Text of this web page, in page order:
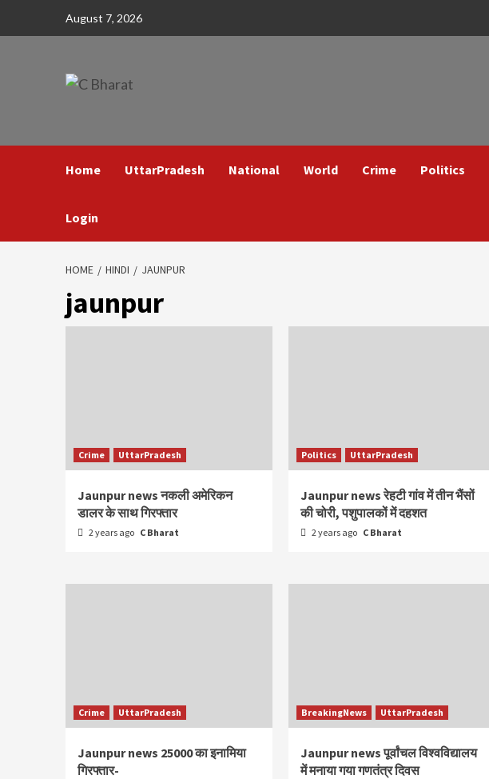
August 7, 2026
Home UttarPradesh National World Crime Politics
Login
HOME HINDI JAUNPUR
jaunpur
Crime UttarPradesh
Jaunpur news नकली अमेरिकन
डालर के साथ गिरफ्तार
2 years ago C Bharat
Politics UttarPradesh
Jaunpur news रेहटी गांव में तीन भैंसों
की चोरी, पशुपालकों में दहशत
2 years ago C Bharat
Crime UttarPradesh
Jaunpur news 25000 का इनामिया
गिरफ्तार-
BreakingNews UttarPradesh
Jaunpur news पूर्वांचल विश्वविद्यालय
में मनाया गया गणतंत्र दिवस